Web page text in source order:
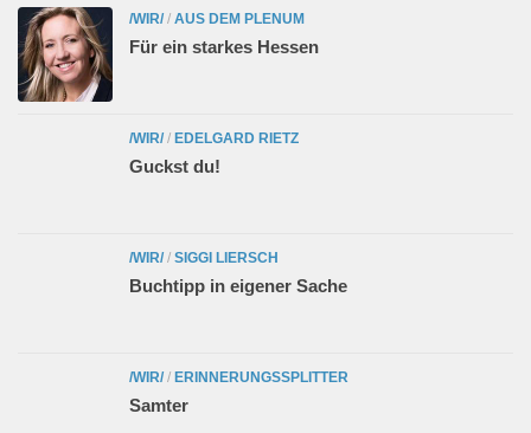
/WIR/ / AUS DEM PLENUM
Für ein starkes Hessen
/WIR/ / EDELGARD RIETZ
Guckst du!
/WIR/ / SIGGI LIERSCH
Buchtipp in eigener Sache
/WIR/ / ERINNERUNGSSPLITTER
Samter